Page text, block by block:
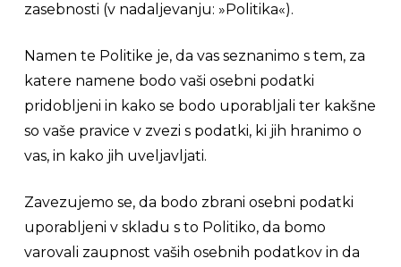
zasebnosti (v nadaljevanju: »Politika«).
Namen te Politike je, da vas seznanimo s tem, za
katere namene bodo vaši osebni podatki
pridobljeni in kako se bodo uporabljali ter kakšne
so vaše pravice v zvezi s podatki, ki jih hranimo o
vas, in kako jih uveljavljati.
Zavezujemo se, da bodo zbrani osebni podatki
uporabljeni v skladu s to Politiko, da bomo
varovali zaupnost vaših osebnih podatkov in da